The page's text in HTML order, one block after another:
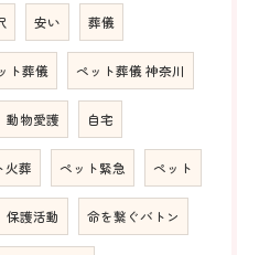
安い 葬儀
ト葬儀 ペット葬儀 神奈川
動物愛護 自宅
火葬 ペット緊急 ペット
保護活動 命を繋ぐバトン